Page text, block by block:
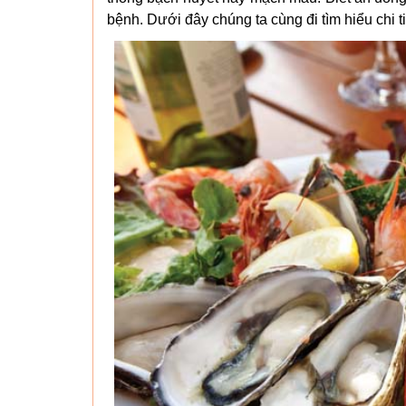
bệnh. Dưới đây chúng ta cùng đi tìm hiểu chi